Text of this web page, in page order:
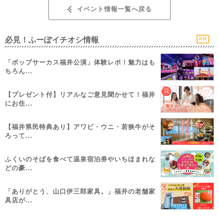
イベント情報一覧へ戻る
必見！ふーぽイチオシ情報 PR
「ポップサーカス福井公演」体験レポ！魅力はも
ちろん...
【プレゼント付】リアルなご意見聞かせて！福井
にお住...
【福井県民特典あり】アワビ・ウニ・若狭牛がそ
ろって...
ふくいのそばを食べて温泉宿泊券やいちほまれな
どの豪...
「ありがとう、山口伊三郎家具。」福井の老舗家
具店が...